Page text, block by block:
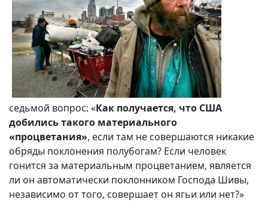
седьмой вопрос: «Как получается, что США
добились такого материального
«процветания», если там не совершаются никакие
обряды поклонения полубогам? Если человек
гонится за материальным процветанием, является
ли он автоматически поклонником Господа Шивы,
независимо от того, совершает он ягьи или нет?»